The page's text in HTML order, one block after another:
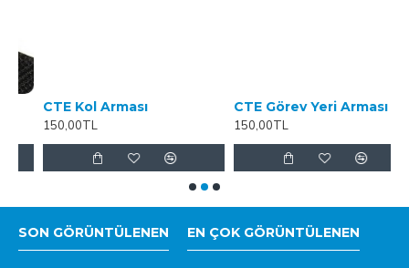
CTE Kol Arması
150,00TL
CTE Görev Yeri Arması TPU
150,00TL
SON GÖRÜNTÜLENEN EN ÇOK GÖRÜNTÜLENEN